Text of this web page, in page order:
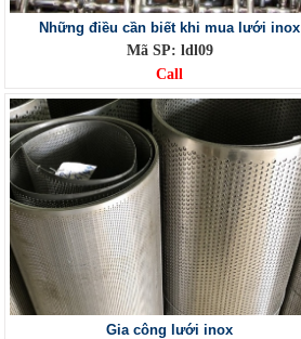
Những điều cần biết khi mua lưới inox
Mã SP: ldl09
Call
Gia công lưới inox